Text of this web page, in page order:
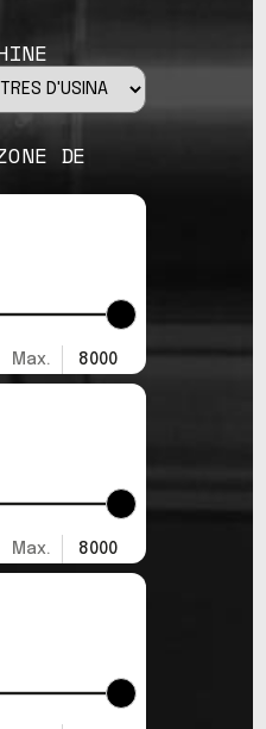
DE
Max. 8000
Max. 8000